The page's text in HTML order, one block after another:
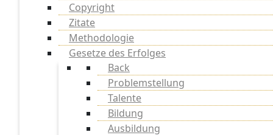
Copyright
Zitate
Methodologie
Gesetze des Erfolges
Back
Problemstellung
Talente
Bildung
Ausbildung